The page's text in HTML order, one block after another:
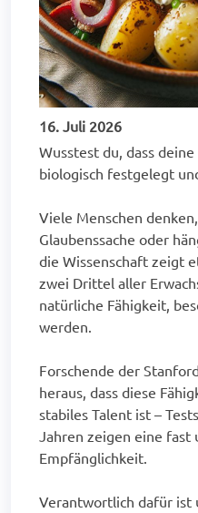
16. Juli 2026
Wusstest du, dass
biologisch festgelegt
Viele Menschen
Glaubenssache oder
die Wissenschaft zeigt
zwei Drittel aller
natürliche Fähigkeit,
werden.
Forschende der
heraus, dass diese
stabiles Talent ist –
Jahren zeigen eine fast
Empfänglichkeit.
Verantwortlich dafür ist